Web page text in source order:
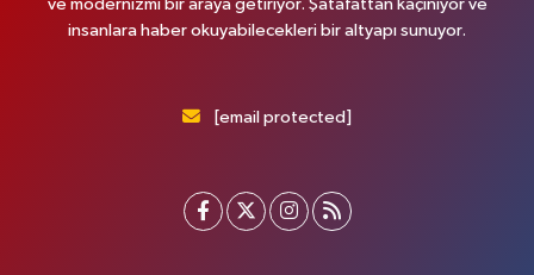
ve modernizmi bir araya getiriyor. Şatafattan kaçınıyor ve
insanlara haber okuyabilecekleri bir altyapı sunuyor.
[email protected]